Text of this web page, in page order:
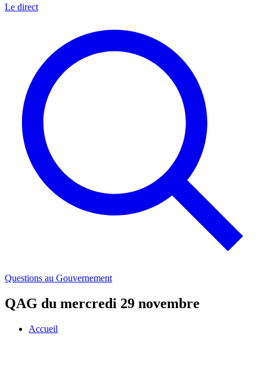
Le direct
Questions au Gouvernement
QAG du mercredi 29 novembre
Accueil